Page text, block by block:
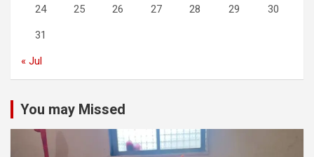
24 25 26 27 28 29 30
31
« Jul
You may Missed